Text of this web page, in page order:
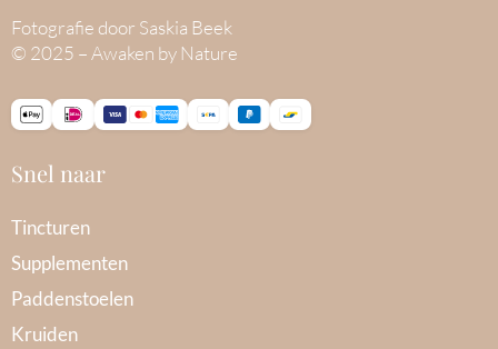
Fotografie door Saskia Beek
© 2025 – Awaken by Nature
Snel naar
Tincturen
Supplementen
Paddenstoelen
Kruiden